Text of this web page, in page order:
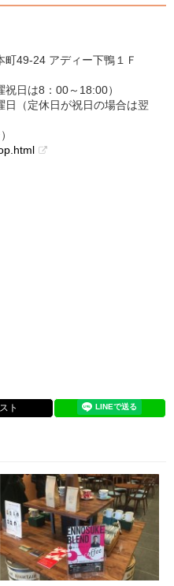
24 アディー下鴨１Ｆ
日は8：00～18:00）
定休日が祝日の場合は翌